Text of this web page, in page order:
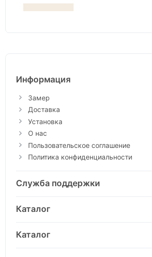
Информация
Замер
Доставка
Установка
О нас
Пользовательское соглашение
Политика конфиденциальности
Служба поддержки
Каталог
Каталог